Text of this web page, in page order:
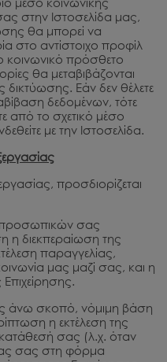
στην Ιστοσελίδα μας,
θα μπορεί να
στο αντίστοιχο προφίλ
κοινωνικό πρόσθετο
θα μεταβιβάζονται
δικτύωσης. Εάν δεν θέλετε
δεδομένων, τότε
από το σχετικό μέσο
με την Ιστοσελίδα.
προσδιορίζεται
προσωπικών σας
η διεκπεραίωση της
παραγγελίας,
μας μαζί σας, και η
άνω σκοπό, νόμιμη βάση
η εκτέλεση της
σας (λ.χ. όταν
σας στη φόρμα